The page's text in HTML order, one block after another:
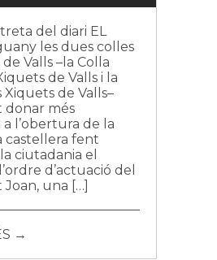
del diari EL
les dues colles
Valls –la Colla
de Valls i la
Xiquets de Valls–
donar més
l’obertura de la
castellera fent
ciutadania el
d’actuació del
Joan, una […]
→